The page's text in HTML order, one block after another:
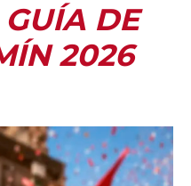
DE
2026